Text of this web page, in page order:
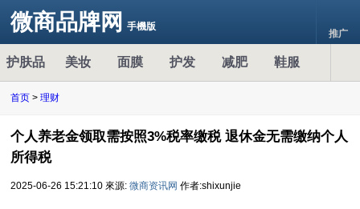
微商品牌网 手機版
推广
护肤品 美妆 面膜 护发 减肥 鞋服
首页 > 理财
个人养老金领取需按照3%税率缴税 退休金无需缴纳个人
所得税
2025-06-26 15:21:10 來源: 微商资讯网 作者:shixunjie